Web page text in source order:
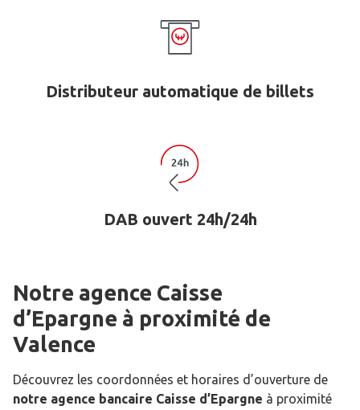
Distributeur automatique de billets
DAB ouvert 24h/24h
Notre agence Caisse
d’Epargne à proximité de
Valence
Découvrez les coordonnées et horaires d’ouverture de
notre agence bancaire Caisse d’Epargne à proximité